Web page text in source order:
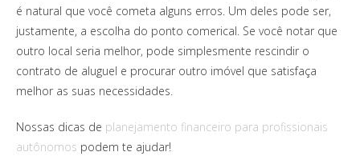
é natural que você cometa alguns erros. Um deles pode ser,
justamente, a escolha do ponto comerical. Se você notar que
outro local seria melhor, pode simplesmente rescindir o
contrato de aluguel e procurar outro imóvel que satisfaça
melhor as suas necessidades.
Nossas dicas de planejamento financeiro para profissionais
autônomos podem te ajudar!